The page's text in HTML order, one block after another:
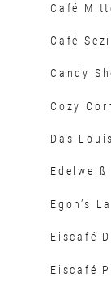
Café
Café Sezi
Candy
Cozy
Das Louis
Edelweiß
Egon’s
Eiscafé
Eiscafé